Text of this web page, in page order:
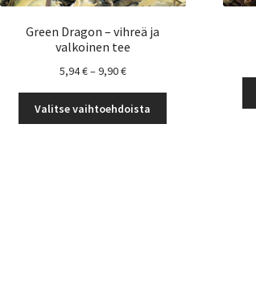
Green Dragon – vihreä ja
valkoinen tee
5,94€–9,90€Hintaluokka:
-
9,90 €
Valitse vaihtoehdoista